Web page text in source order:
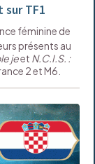
sur TF1
féminine de
présents au
jeet N.C.I.S. :
2 et M6.